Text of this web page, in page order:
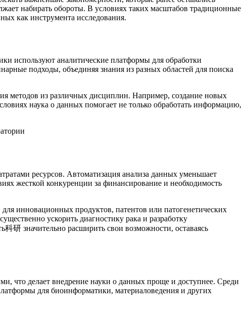
набирать обороты. В условиях таких масштабов традиционные
как инструмента исследования.
используют аналитические платформы для обработки
подходы, объединяя знания из разных областей для поиска
методов из различных дисциплин. Например, создание новых
наука о данных помогает не только обработать информацию,
ресурсов. Автоматизация анализа данных уменьшает
жесткой конкуренции за финансирование и необходимость
инновационных продуктов, патентов или патогенетических
ускорить диагностику рака и разработку
研 значительно расширить свои возможности, оставаясь
что делает внедрение науки о данных проще и доступнее. Среди
для биоинформатики, материаловедения и других